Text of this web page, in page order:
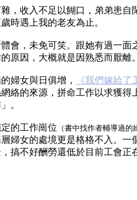
，收入不足以餬口，弟弟患
時遇上我的老友為止。
會，未免可笑。跟她有過一
原因，大概就是因熟悉而厭離。
婦女與日俱增， 《我們嫁給了
絡的來源，拼命工作以求獲
。
的工作崗位 （書中找作者輔導過
婦女的處境更是格格不入。一
搞不好酬勞還低於目前工會正